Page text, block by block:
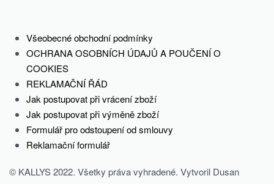
Všeobecné obchodní podmínky
OCHRANA OSOBNÍCH ÚDAJŮ A POUČENÍ O
COOKIES
REKLAMAČNÍ ŘÁD
Jak postupovat při vrácení zboží
Jak postupovat při výměně zboží
Formulář pro odstoupení od smlouvy
Reklamační formulář
© KALLYS 2022. Všetky práva vyhradené. Vytvoril Dusan